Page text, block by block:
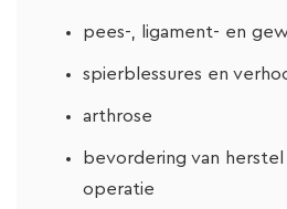
pees-, ligament- en
spierblessures en
arthrose
bevordering van
operatie